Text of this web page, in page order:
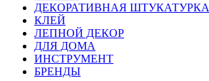
ДЕКОРАТИВНАЯ ШТУКАТУРКА
КЛЕЙ
ЛЕПНОЙ ДЕКОР
ДЛЯ ДОМА
ИНСТРУМЕНТ
БРЕНДЫ